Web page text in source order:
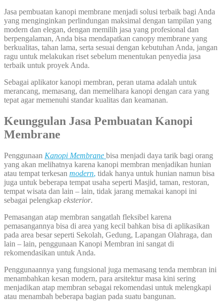
Jasa pembuatan kanopi membrane menjadi solusi terbaik bagi Anda
yang menginginkan perlindungan maksimal dengan tampilan yang
modern dan elegan, dengan memilih jasa yang profesional dan
berpengalaman, Anda bisa mendapatkan canopy membrane yang
berkualitas, tahan lama, serta sesuai dengan kebutuhan Anda, jangan
ragu untuk melakukan riset sebelum menentukan penyedia jasa
terbaik untuk proyek Anda.
Sebagai aplikator kanopi membran, peran utama adalah untuk
merancang, memasang, dan memelihara kanopi dengan cara yang
tepat agar memenuhi standar kualitas dan keamanan.
Keunggulan Jasa Pembuatan Kanopi
Membrane
Penggunaan Kanopi Membrane bisa menjadi daya tarik bagi orang
yang akan melihatnya karena kanopi membran menjadikan hunian
atau tempat terkesan modern, tidak hanya untuk hunian namun bisa
juga untuk beberapa tempat usaha seperti Masjid, taman, restoran,
tempat wisata dan lain – lain, tidak jarang memakai kanopi ini
sebagai pelengkap eksterior.
Pemasangan atap membran sangatlah fleksibel karena
pemasangannya bisa di area yang kecil bahkan bisa di aplikasikan
pada area besar seperti Sekolah, Gedung, Lapangan Olahraga, dan
lain – lain, penggunaan Kanopi Membran ini sangat di
rekomendasikan untuk Anda.
Penggunaannya yang fungsional juga memasang tenda membran ini
menambahkan kesan modern, para arsitektur masa kini sering
menjadikan atap membran sebagai rekomendasi untuk melengkapi
atau menambah beberapa bagian pada suatu bangunan.